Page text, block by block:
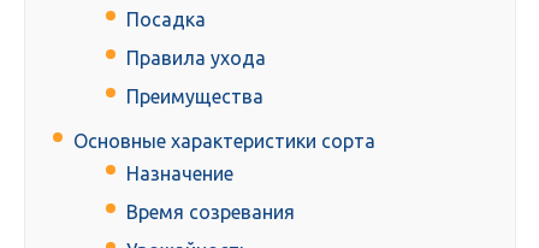
Посадка
Правила ухода
Преимущества
Основные характеристики сорта
Назначение
Время созревания